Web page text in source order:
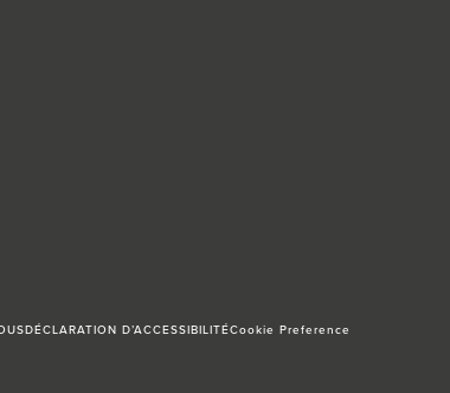
DÉCLARATION D’ACCESSIBILITÉCookie Preference